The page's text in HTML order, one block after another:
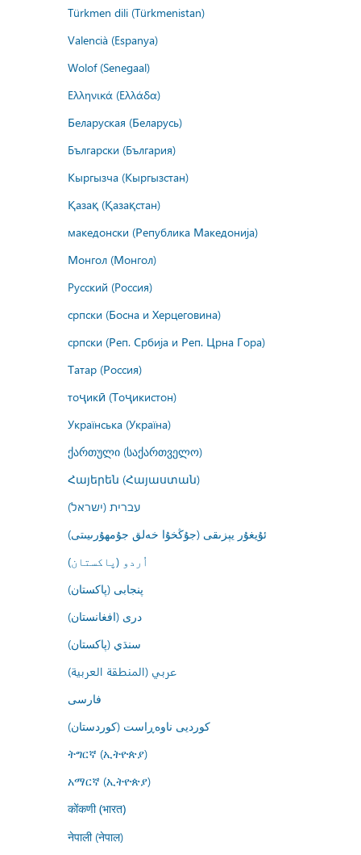
Türkmen dili (Türkmenistan)
Valencià (Espanya)
Wolof (Senegaal)
Ελληνικά (Ελλάδα)
Беларуская (Беларусь)
Български (България)
Кыргызча (Кыргызстан)
Қазақ (Қазақстан)
македонски (Република Македонија)
Монгол (Монгол)
Русский (Россия)
српски (Босна и Херцеговина)
српски (Реп. Србија и Реп. Црна Гора)
Татар (Россия)
тоҷикӣ (Тоҷикистон)
Українська (Україна)
ქართული (საქართველო)
Հայերեն (Հայաստան)
עברית (ישראל)
ئۇيغۇر يېزىقى (جۇڭخۇا خەلق جۇمھۇرىيىتى)
اُردو (پاکستان)
پنجابی (پاکستان)
درى (افغانستان)
سنڌي (پاکستان)
عربي (المنطقة العربية)
فارسى
کوردیی ناوەڕاست (کوردستان)
ትግርኛ (ኢትዮጵያ)
አማርኛ (ኢትዮጵያ)
कोंकणी (भारत)
नेपाली (नेपाल)